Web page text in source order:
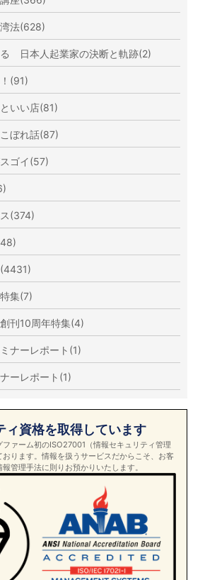
法(628)
日本人起業家の決断と軌跡(2)
(91)
いい店(81)
ぼれ話(87)
ゴイ(57)
(374)
集(7)
刊10周年特集(4)
ナーレポート(1)
ーレポート(1)
ィ資格を取得しています
ァーム初のISO27001（情報セキュリティ管理
ります。情報を扱うサービスだからこそ、お客
管理手法に則りお預かりいたします。